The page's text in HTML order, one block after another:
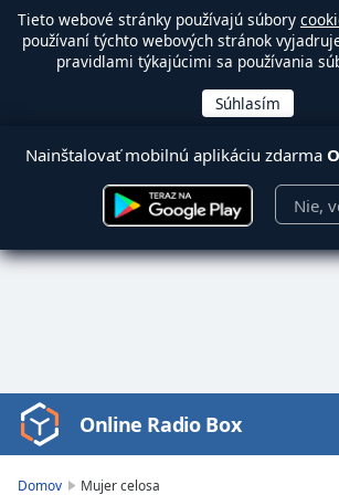
Tieto webové stránky používajú súbory
používaní týchto webových stránok
pravidlami týkajúcimi sa používania
Nainštalovať mobilnú aplikáciu zdarma
Nie,
Video
Player
Online Radio Box
Domov Mujer celosa